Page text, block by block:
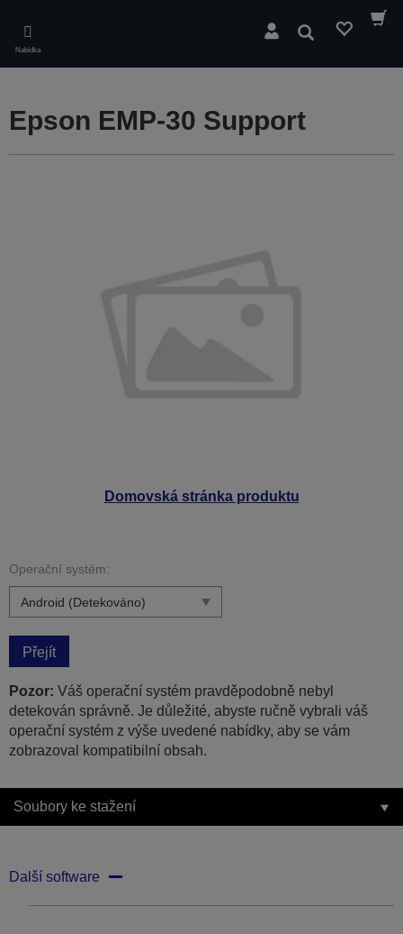
main
content
Nabídka
Hledat
Domovská stránka produktu
Epson EMP-30 Support
Operační systém:
Přejít
Pozor: Váš operační systém pravděpodobně nebyl
detekován správně. Je důležité, abyste ručně vybrali váš
operační systém z výše uvedené nabídky, aby se vám
zobrazoval kompatibilní obsah.
Soubory ke stažení
Další software